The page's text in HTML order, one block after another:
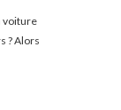
voiture
? Alors